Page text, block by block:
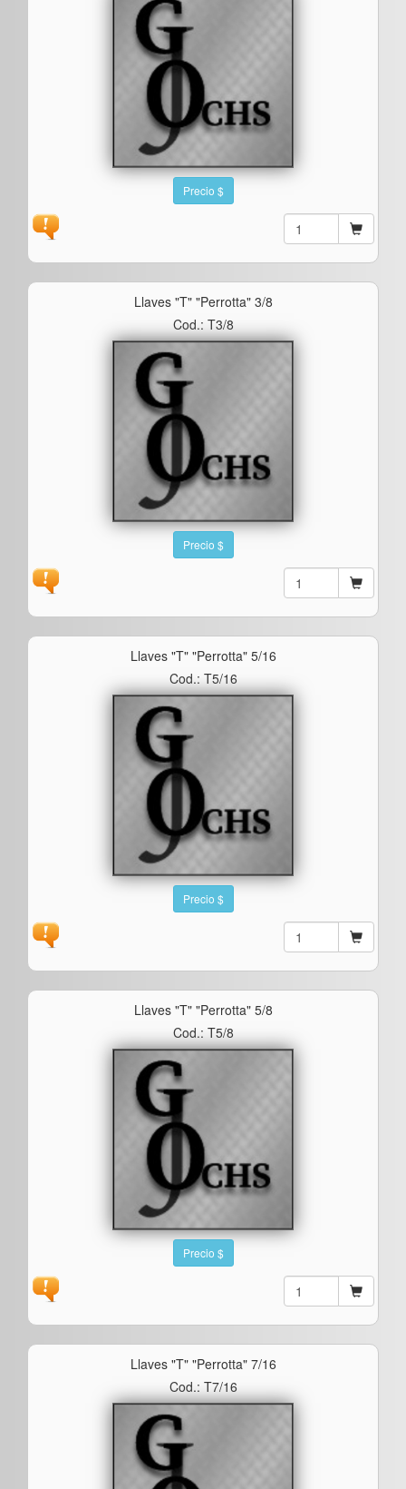
Precio $
Llaves "t" "perrotta" 3/8
Cod.: T3/8
Precio $
Llaves "t" "perrotta" 5/16
Cod.: T5/16
Precio $
Llaves "t" "perrotta" 5/8
Cod.: T5/8
Precio $
Llaves "t" "perrotta" 7/16
Cod.: T7/16